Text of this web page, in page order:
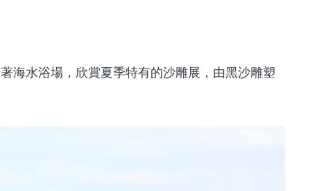
水浴場，欣賞夏季特有的沙雕展，由黑沙雕塑